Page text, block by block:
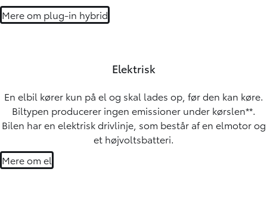
Mere om plug-in hybrid
Elektrisk
En elbil kører kun på el og skal lades op, før den kan køre.
Biltypen producerer ingen emissioner under kørslen**.
Bilen har en elektrisk drivlinje, som består af en elmotor og
et højvoltsbatteri.
Mere om el